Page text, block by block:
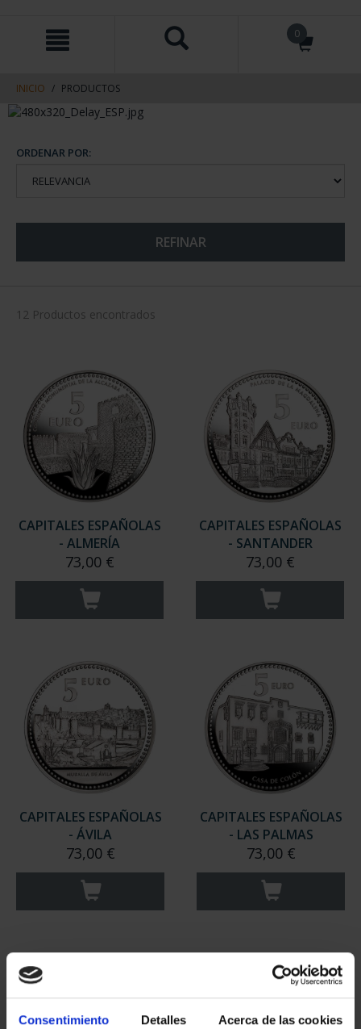
Consentimiento Detalles Acerca de las cookies
contenido
navegacin
0
INICIO PRODUCTOS
ORDENAR POR:
REFINAR
12 Productos encontrados
CAPITALES ESPAÑOLAS
- ALMERÍA
73,00 €
CAPITALES ESPAÑOLAS
- SANTANDER
73,00 €
CAPITALES ESPAÑOLAS
- ÁVILA
73,00 €
CAPITALES ESPAÑOLAS
- LAS PALMAS
73,00 €